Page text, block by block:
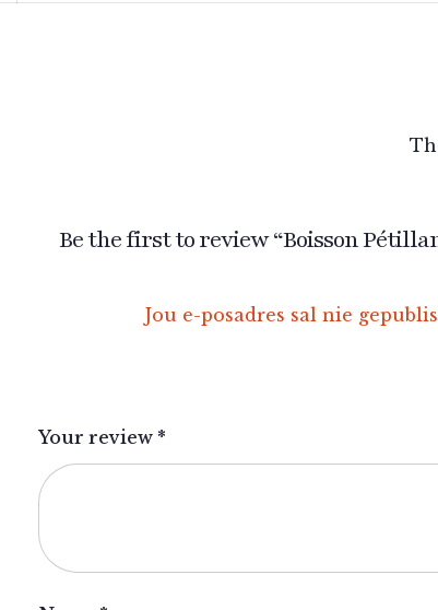
Be the first to review “Boisson
Jou e-posadres sal nie
Your review *